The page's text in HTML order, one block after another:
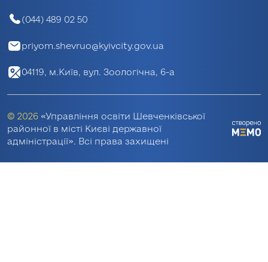
(044) 489 02 50
priyom.shevruo@kyivcity.gov.ua
04119, м.Київ, вул. Зоологічна, 6-а
© 2026 «Управління освіти Шевченківської
районної в місті Києві державної
адміністрації». Всі права захищені